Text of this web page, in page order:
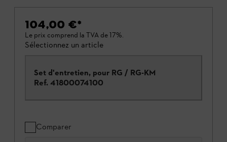
104,00 €*
Le prix comprend la TVA de 17%.
Sélectionnez un article
Set d'entretien, pour RG / RG-KM
Ref. 41800074100
Comparer